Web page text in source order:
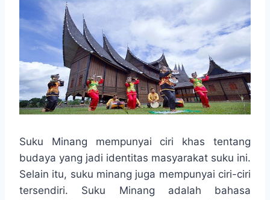
Suku Minang mempunyai ciri khas tentang
budaya yang jadi identitas masyarakat suku ini.
Selain itu, suku minang juga mempunyai ciri-ciri
tersendiri. Suku Minang adalah bahasa